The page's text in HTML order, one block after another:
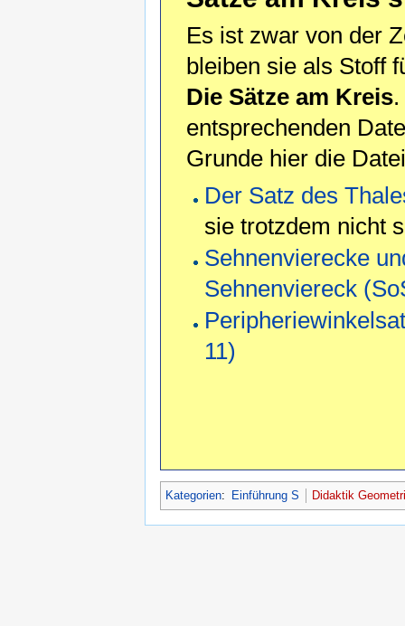
Es ist zwar von der
bleiben sie als Stoff
Die Sätze am Kreis.
entsprechenden
Grunde hier die
Der Satz des
sie trotzdem nicht
Sehnenvierecke
Sehnenviereck
11)
Kategorien: Einführung S Didaktik